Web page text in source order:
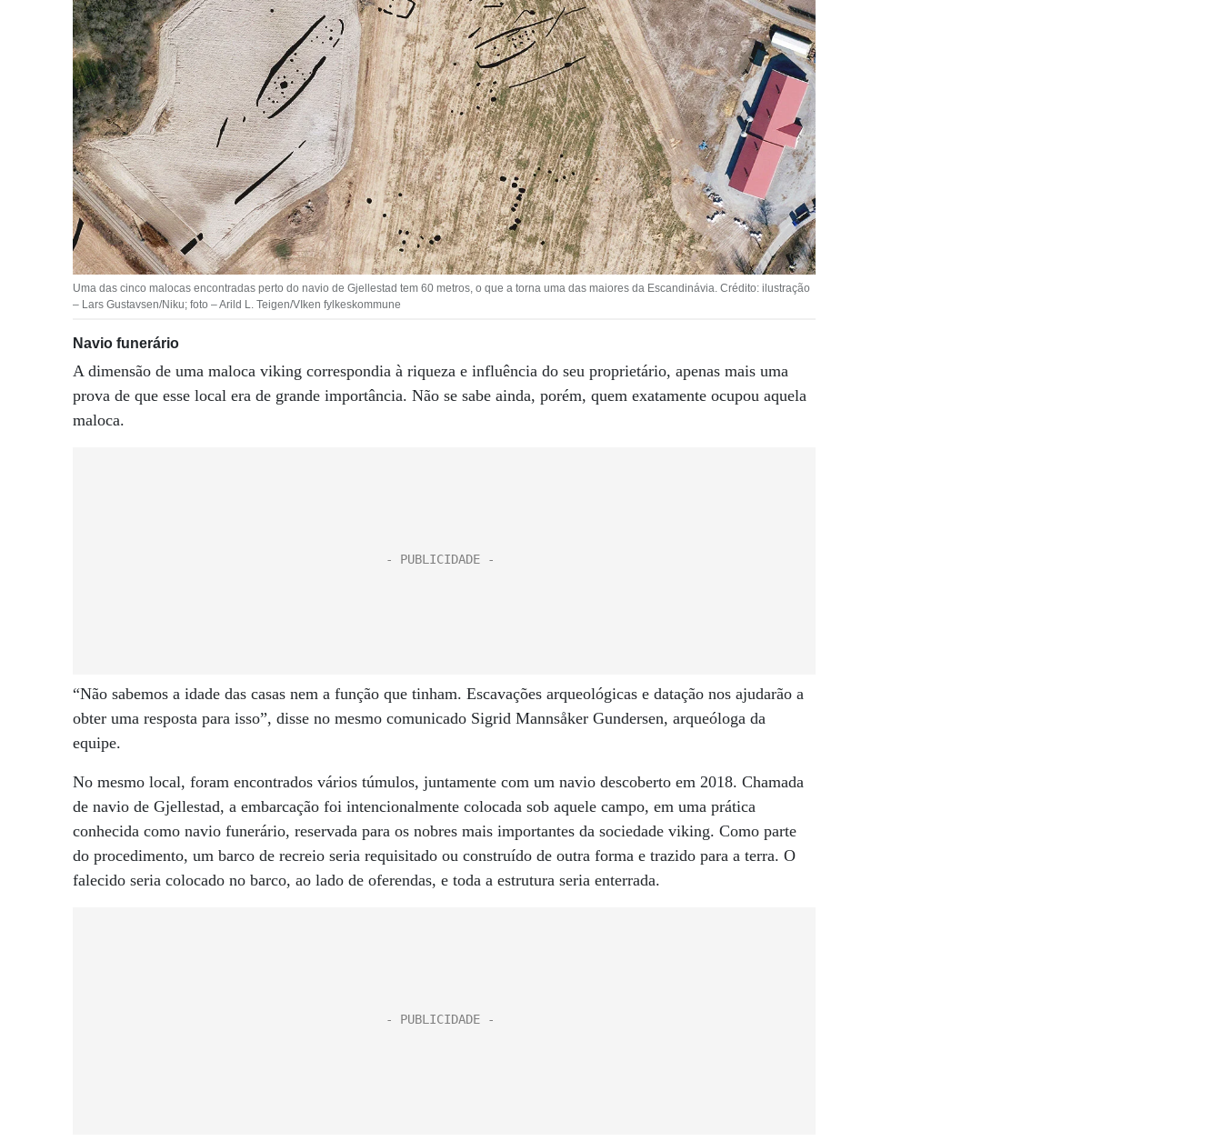
Uma das cinco malocas encontradas perto do navio de Gjellestad tem 60 metros, o que a torna uma das maiores da Escandinávia. Crédito: ilustração
– Lars Gustavsen/Niku; foto – Arild L. Teigen/VIken fylkeskommune
Navio funerário
A dimensão de uma maloca viking correspondia à riqueza e influência do seu proprietário, apenas mais uma
prova de que esse local era de grande importância. Não se sabe ainda, porém, quem exatamente ocupou aquela
maloca.
“Não sabemos a idade das casas nem a função que tinham. Escavações arqueológicas e datação nos ajudarão a
obter uma resposta para isso”, disse no mesmo comunicado Sigrid Mannsåker Gundersen, arqueóloga da
equipe.
No mesmo local, foram encontrados vários túmulos, juntamente com um navio descoberto em 2018. Chamada
de navio de Gjellestad, a embarcação foi intencionalmente colocada sob aquele campo, em uma prática
conhecida como navio funerário, reservada para os nobres mais importantes da sociedade viking. Como parte
do procedimento, um barco de recreio seria requisitado ou construído de outra forma e trazido para a terra. O
falecido seria colocado no barco, ao lado de oferendas, e toda a estrutura seria enterrada.